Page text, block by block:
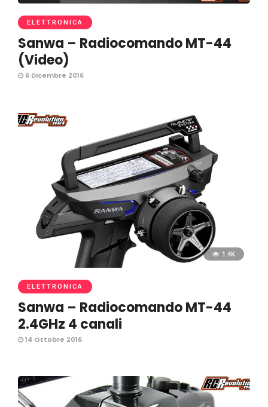
ELETTRONICA
Sanwa – Radiocomando MT-44
(Video)
6 Dicembre 2016
1.4K
ELETTRONICA
Sanwa – Radiocomando MT-44
2.4GHz 4 canali
14 Ottobre 2016